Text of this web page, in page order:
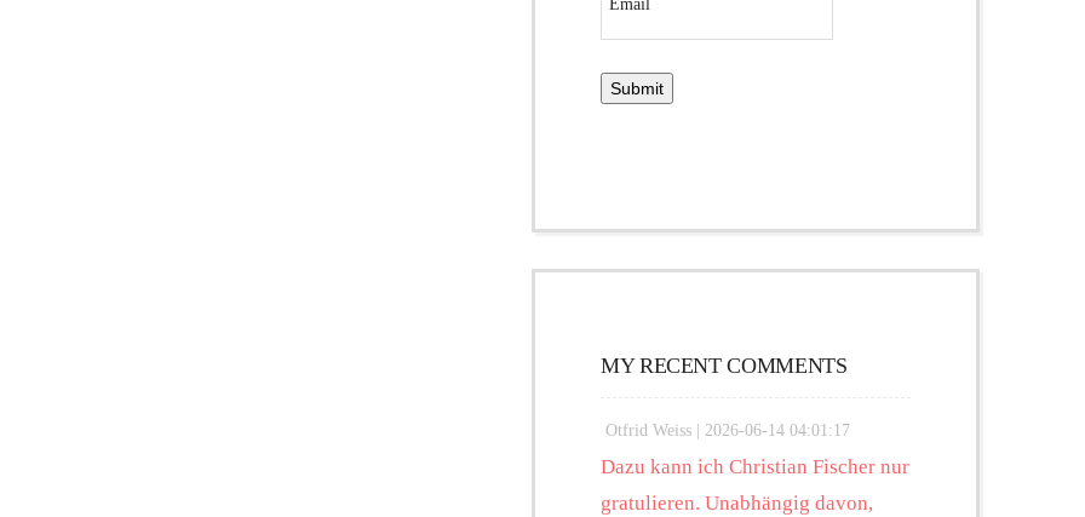
MY RECENT COMMENTS
Otfrid Weiss | 2026-06-14 04:01:17
Dazu kann ich Christian Fischer nur
gratulieren. Unabhängig davon,